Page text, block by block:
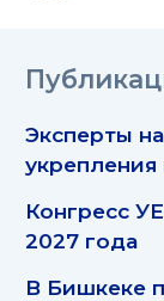
Эксперты
укрепления
Конгресс
2027 года
В Бишкеке